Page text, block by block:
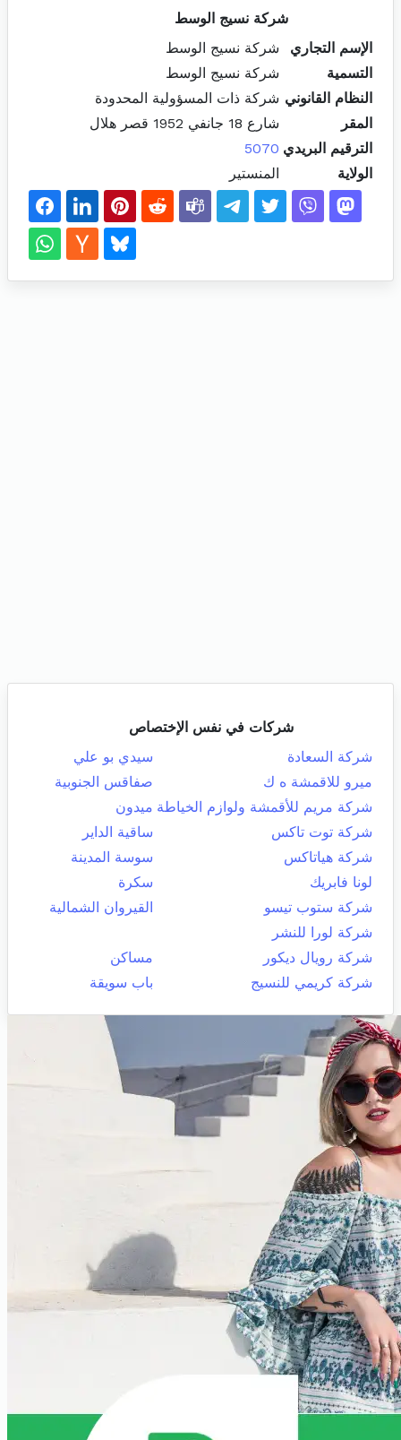
شركة نسيج الوسط
الإسم التجاري
شركة نسيج الوسط
التسمية
شركة نسيج الوسط
النظام القانوني شركة ذات المسؤولية المحدودة
المقر
شارع 18 جانفي 1952 قصر هلال
الترقيم البريدي 5070
الولاية
المنستير
شركات في نفس الإختصاص
شركة السعادة
سيدي بو علي
ميرو للاقمشة ه ك
صفاقس الجنوبية
شركة مريم للأقمشة ولوازم الخياطة ميدون
شركة توت تاكس
ساقية الداير
شركة هياتاكس
سوسة المدينة
لونا فابريك
سكرة
شركة ستوب تيسو
القيروان الشمالية
شركة لورا للنشر
شركة رويال ديكور
مساكن
شركة كريمي للنسيج
باب سويقة